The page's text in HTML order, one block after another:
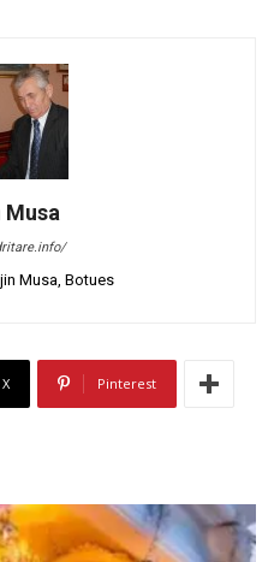
Musa
Musa, Botues
X Pinterest